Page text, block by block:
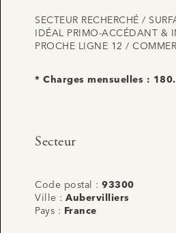
SECTEUR RECHERCHÉ /
IDÉAL PRIMO-ACCÉDANT &
PROCHE LIGNE 12 /
* Charges mensuelles :
Secteur
Code postal : 93300
Ville : Aubervilliers
Pays :
France